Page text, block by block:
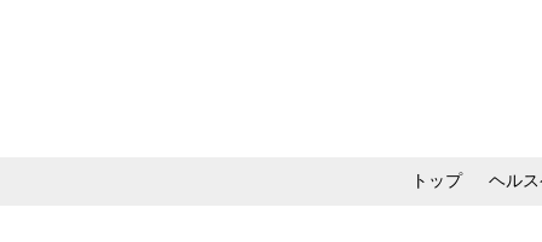
トップ ヘル